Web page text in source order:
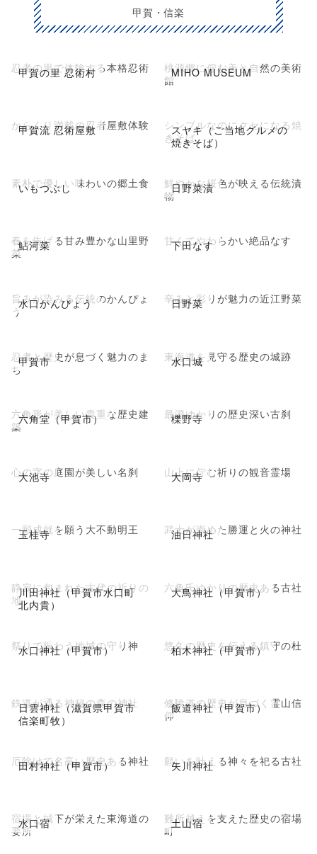
甲賀・信楽
甲賀の里 忍術村
忍者の里で体験する本格忍術 MIHO MUSEUM
桃源郷に佇む美と自然の美術
館
甲賀流 忍術屋敷
からくり満載の忍者屋敷体験
スヤキ（ご当地グルメの
焼きそば）
シンプルなのにクセになる焼
きそば
いもつぶし
素朴で優しい味わいの郷土食 日野菜漬
鮮やかな桜色が映える伝統漬
物
鮎河菜
春を告げる甘み豊かな山里野
菜
下田なす
甘くてやわらかい絶品なす
水口かんぴょう
旨みが染みる伝統のかんぴょ
う
日野菜
辛みと彩りが魅力の近江野菜
甲賀市
忍者と歴史が息づく魅力のま
ち
水口城
東海道を見守る歴史の城跡
六角堂（甲賀市）
六角形が美しい貴重な歴史建
築
櫟野寺
最澄ゆかりの歴史深い古刹
大池寺
心の字の庭園が美しい名刹 大岡寺
山上に佇む祈りの観音霊場
玉桂寺
一願成就を願う大不動明王 油日神社
武士が崇めた勝運と火の神社
川田神社（甲賀市水口町
北内貴）
静寂に包まれた古代の祈りの
地
大鳥神社（甲賀市）
六角氏ゆかりの歴史ある古社
水口神社（甲賀市）
祭りで賑わう地域の守り神 柏木神社（甲賀市）
悠久の歴史を伝える鎮守の杜
日雲神社（滋賀県甲賀市
信楽町牧）
鉄道が通る神秘の森の神社 飯道神社（甲賀市）
修験道の歴史が息づく霊山信
仰
田村神社（甲賀市）
厄除けで名高い歴史ある神社 矢川神社
願いを叶える神々を祀る古社
水口宿
宿場と城下が栄えた東海道の
要所
土山宿
難所越えを支えた歴史の宿場
町